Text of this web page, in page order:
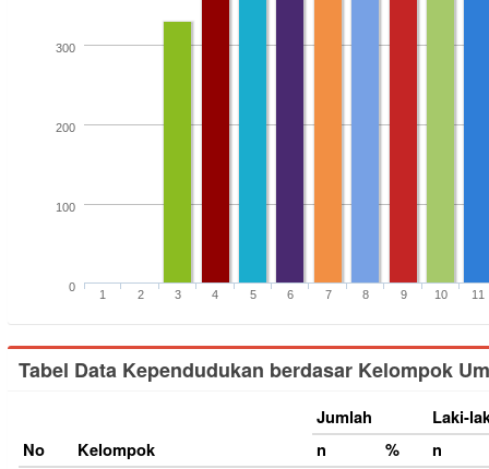
1 2 3 4 5 6 7 8 9 10 11
0
100
200
300
Tabel Data Kependudukan berdasar Kelompok
No Kelompok
Jumlah
Laki-
n
%
n